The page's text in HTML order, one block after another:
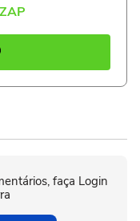
ZAP
faça Login